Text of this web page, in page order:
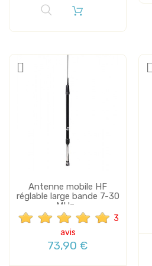
Antenne mobile HF
réglable large bande 7-30
MHz...
3
avis
73,90 €